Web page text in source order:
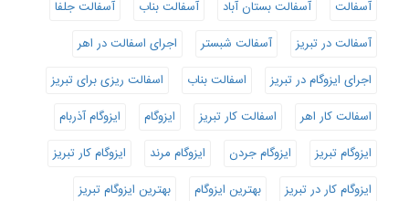
آسفالت آسفالت بستان آباد آسفالت بناب
آسفالت جلفا
آسفالت در تبریز
آسفالت شبستر
اجرای اسفالت در اهر
اجرای ایزوگام در تبریز
اسفالت بناب
اسفالت ریزی برای تبریز
اسفالت کار اهر
اسفالت کار تبریز ایزوگام
ایزوگام آذربام
ایزوگام تبریز
ایزوگام جردن ایزوگام مرند
ایزوگام کار تبریز
ایزوگام کار در تبریز
بهترین ایزوگام
بهترین ایزوگام تبریز